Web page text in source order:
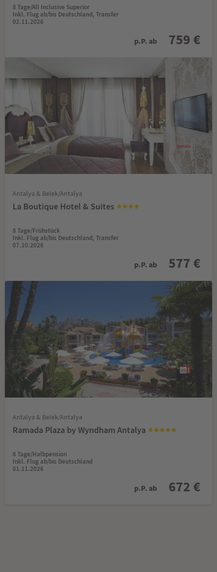
8 Tage/All Inclusive Superior
Inkl. Flug ab/bis Deutschland, Transfer
02.11.2026
p.P. ab 759 €
Antalya & Belek/Antalya
La Boutique Hotel & Suites
8 Tage/Frühstück
Inkl. Flug ab/bis Deutschland, Transfer
07.10.2026
p.P. ab 577 €
Antalya & Belek/Antalya
Ramada Plaza by Wyndham Antalya
8 Tage/Halbpension
Inkl. Flug ab/bis Deutschland
01.11.2026
p.P. ab 672 €